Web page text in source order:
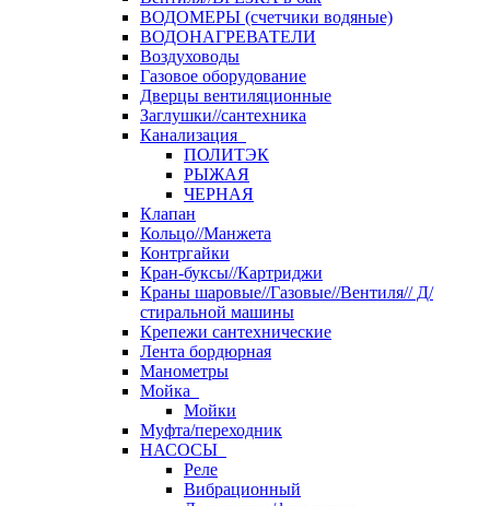
ВОДОМЕРЫ (счетчики водяные)
ВОДОНАГРЕВАТЕЛИ
Воздуховоды
Газовое оборудование
Дверцы вентиляционные
Заглушки//сантехника
Канализация
ПОЛИТЭК
РЫЖАЯ
ЧЕРНАЯ
Клапан
Кольцо//Манжета
Контргайки
Кран-буксы//Картриджи
Краны шаровые//Газовые//Вентиля// Д/
стиральной машины
Крепежи сантехнические
Лента бордюрная
Манометры
Мойка
Мойки
Муфта/переходник
НАСОСЫ
Реле
Вибрационный